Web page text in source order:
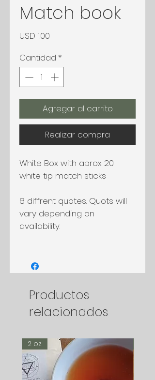
Match book
USD 1.00
Cantidad *
Agregar al carrito
Realizar compra
White Box with aprox 20
white tip match sticks
6 diffrent quotes. Quots will
vary depending on
availability.
Productos
relacionados
2 oz